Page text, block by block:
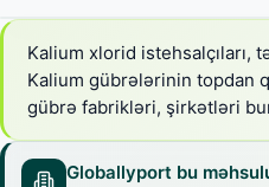
Kalium xlorid istehsalçıları,
Kalium gübrələrinin topdan
gübrə fabrikləri, şirkətləri
Globallyport bu